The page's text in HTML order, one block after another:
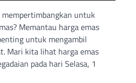
mempertimbangkan untuk
Memantau harga emas
untuk mengambil
Mari kita lihat harga emas
pada hari Selasa, 1